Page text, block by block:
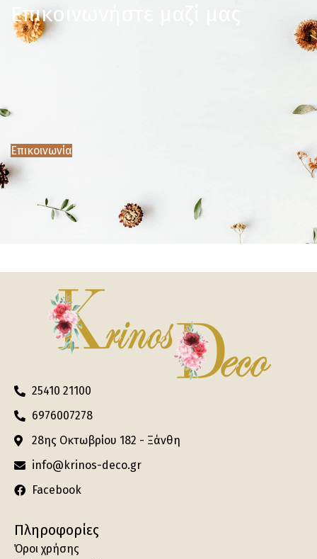
Επικοινωνήστε μαζί μας
Επικοινωνία
25410 21100
6976007278
28ης Οκτωβρίου 182 - Ξάνθη
info@krinos-deco.gr
Facebook
Πληροφορίες
Όροι χρήσης